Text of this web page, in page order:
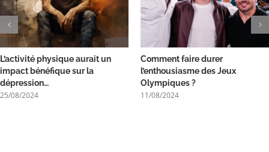
L’activité physique aurait un
impact bénéfique sur la
dépression…
25/08/2024
Comment faire durer
l’enthousiasme des Jeux
Olympiques ?
11/08/2024